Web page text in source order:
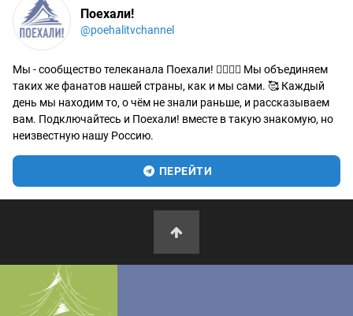
Поехали!
@poehalitvchannel
Мы - сообщество телеканала Поехали! 🙋‍♂️🙋‍♀️ Мы объединяем
таких же фанатов нашей страны, как и мы сами. 🥰 Каждый
день мы находим то, о чём не знали раньше, и рассказываем
вам. Подключайтесь и Поехали! вместе в такую знакомую, но
неизвестную нашу Россию.
ПЕРЕЙТИ